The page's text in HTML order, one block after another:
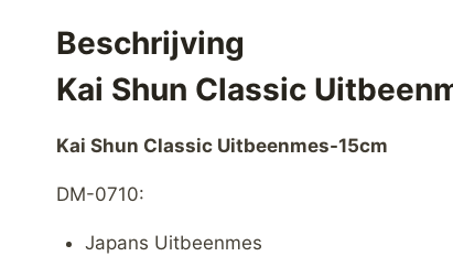
Beschrijving
Kai Shun Classic
Kai Shun Classic Uitbeenmes-15cm
DM-0710:
Japans Uitbeenmes